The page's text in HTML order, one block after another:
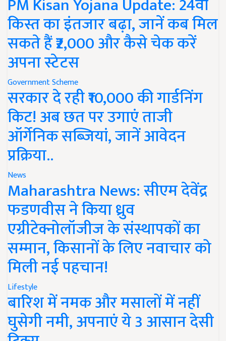
PM Kisan Yojana Update: 24वीं
किस्त का इंतजार बढ़ा, जानें कब मिल
सकते हैं ₹2,000 और कैसे चेक करें
अपना स्टेटस
Government Scheme
सरकार दे रही ₹10,000 की गार्डनिंग
किट! अब छत पर उगाएं ताजी
ऑर्गेनिक सब्जियां, जानें आवेदन
प्रक्रिया..
News
Maharashtra News: सीएम देवेंद्र
फडणवीस ने किया ध्रुव
एग्रीटेक्नोलॉजीज के संस्थापकों का
सम्मान, किसानों के लिए नवाचार को
मिली नई पहचान!
Lifestyle
बारिश में नमक और मसालों में नहीं
घुसेगी नमी, अपनाएं ये 3 आसान देसी